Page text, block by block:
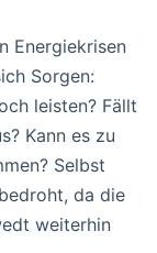
Energiekrisen
Sorgen:
leisten? Fällt
Kann es zu
Selbst
da die
weiterhin